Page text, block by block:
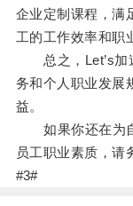
企业定制课程，满
工的工作效率和职
总之，Let’s加
务和个人职业发展
益。
如果你还在为自
员工职业素质，请
#3#